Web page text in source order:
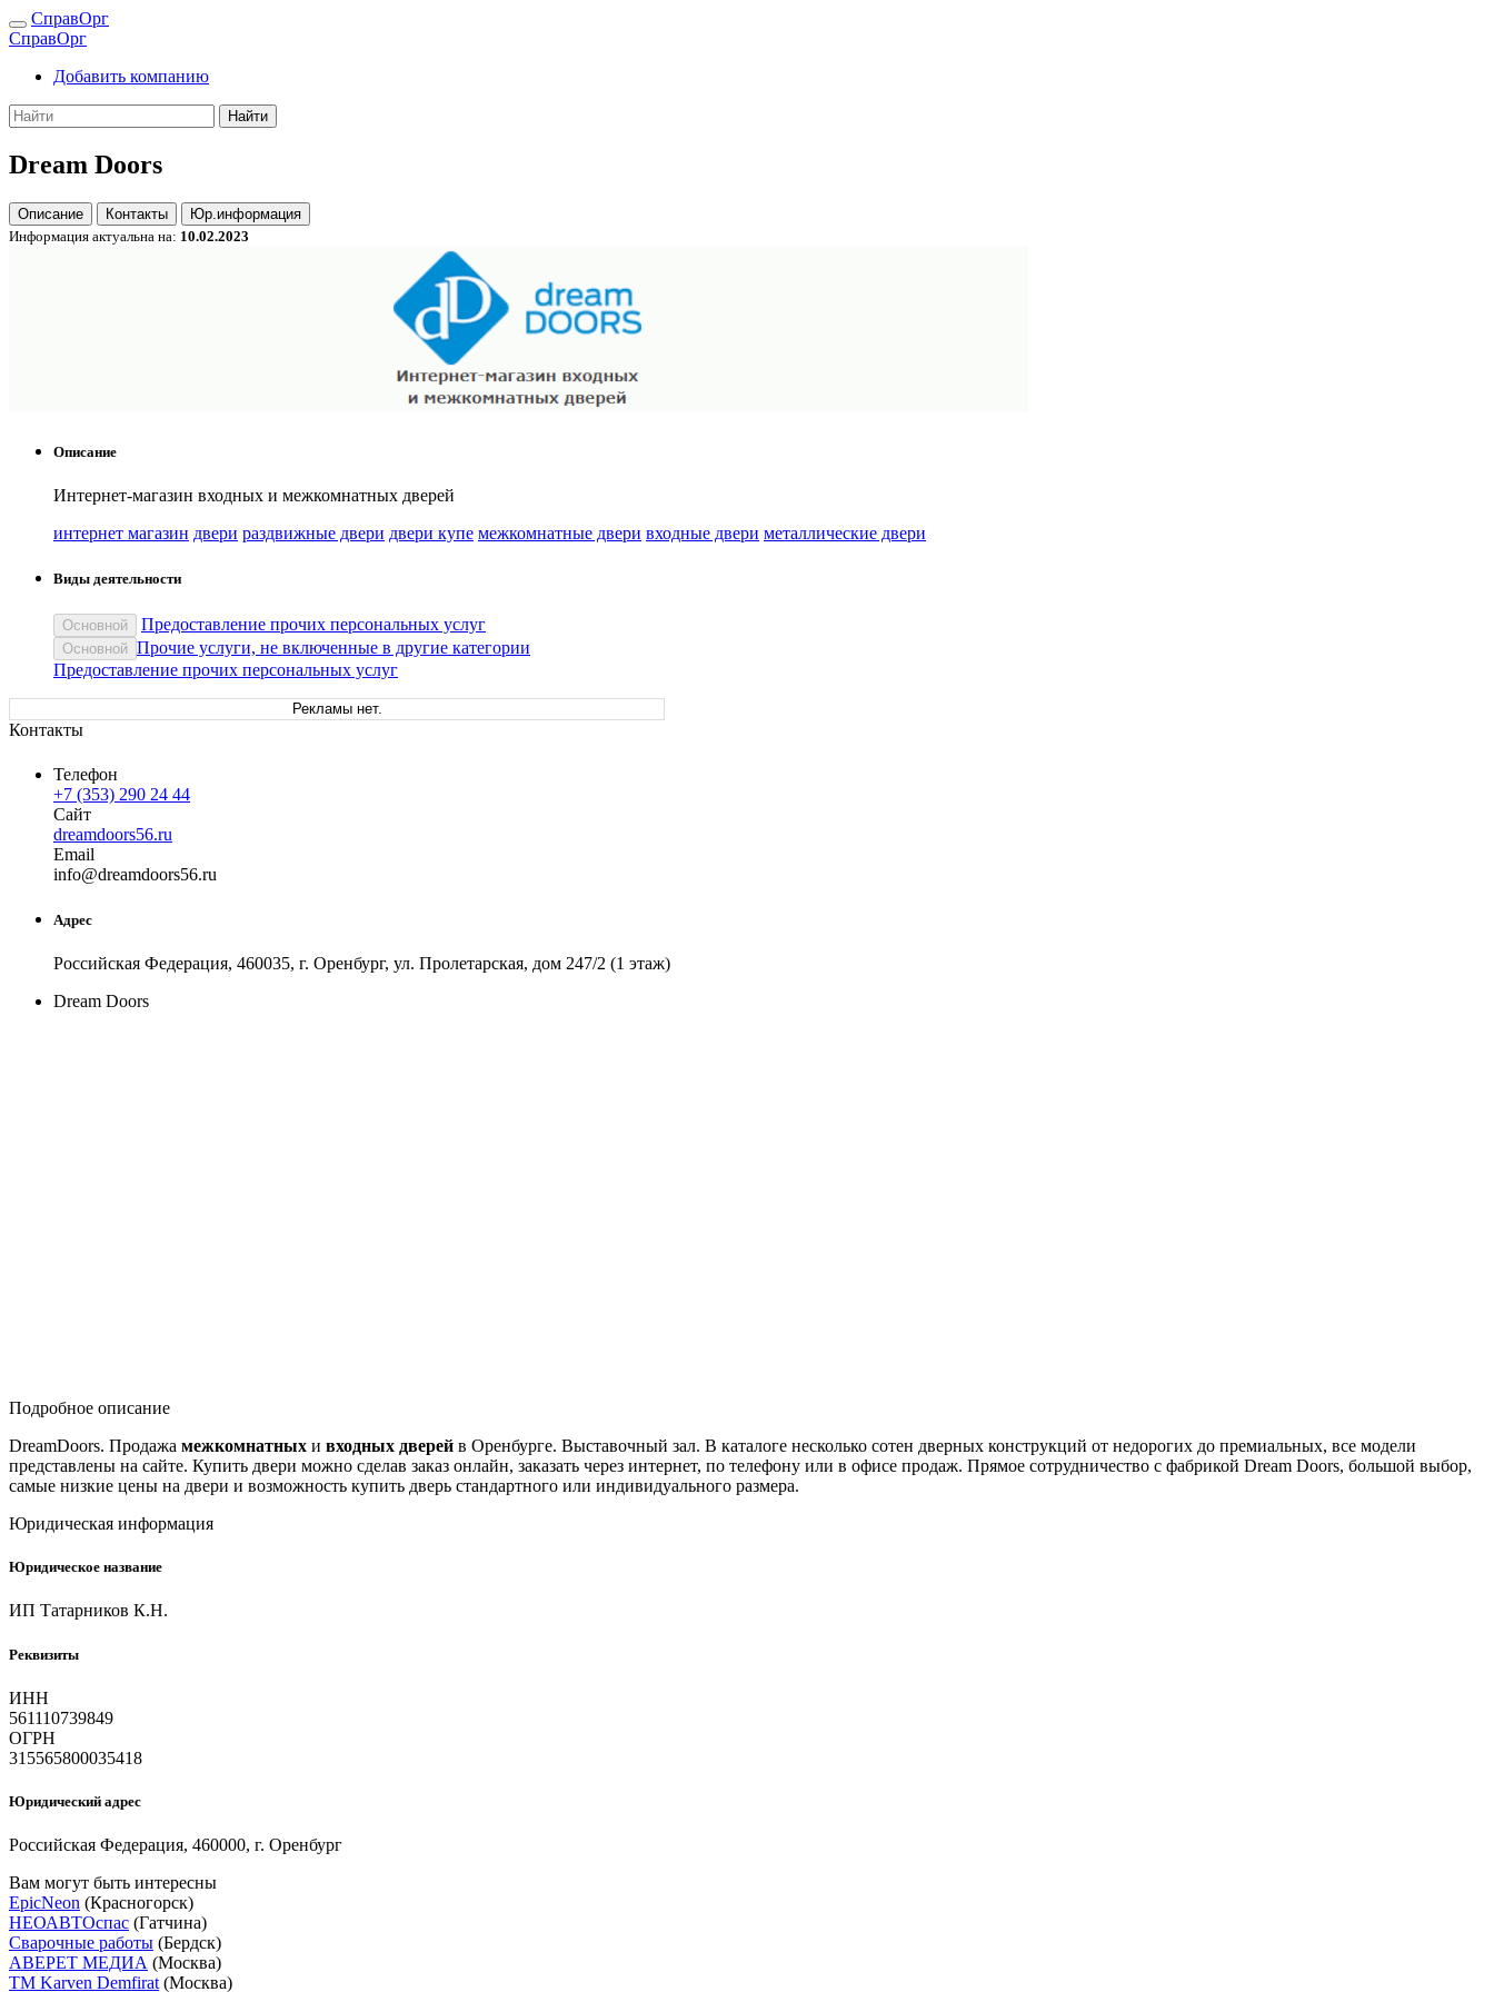
СправОрг
СправОрг
Добавить компанию
Найти
Dream Doors
Описание Контакты
Юр.информация
Информация актуальна на: 10.02.2023
Описание
Интернет-магазин входных и межкомнатных дверей
интернет магазин двери раздвижные двери двери купе межкомнатные двери входные двери металлические двери
Виды деятельности
Основной Предоставление прочих персональных услуг
Основной Прочие услуги, не включенные в другие категории
Предоставление прочих персональных услуг
Рекламы нет.
Контакты
Телефон
+7 (353) 290 24 44
Сайт
dreamdoors56.ru
Email
info@dreamdoors56.ru
Адрес
Российская Федерация, 460035, г. Оренбург, ул. Пролетарская, дом 247/2 (1 этаж)
Dream Doors
Подробное описание
DreamDoors. Продажа межкомнатных и входных дверей в Оренбурге. Выставочный зал. В каталоге несколько сотен дверных конструкций от недорогих до премиальных, все модели
представлены на сайте. Купить двери можно сделав заказ онлайн, заказать через интернет, по телефону или в офисе продаж. Прямое сотрудничество с фабрикой Dream Doors, большой выбор,
самые низкие цены на двери и возможность купить дверь стандартного или индивидуального размера.
Юридическая информация
Юридическое название
ИП Татарников К.Н.
Реквизиты
ИНН
561110739849
ОГРН
315565800035418
Юридический адрес
Российская Федерация, 460000, г. Оренбург
Вам могут быть интересны
EpicNeon (Красногорск)
НЕОАВТОспас (Гатчина)
Сварочные работы (Бердск)
АВЕРЕТ МЕДИА (Москва)
ТМ Karven Demfirat (Москва)